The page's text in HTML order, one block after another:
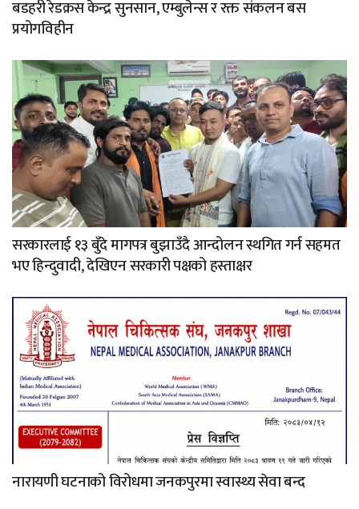
बडहरी रेडक्रस केन्द्र सुनसान, एम्बुलेन्स र रक्त संकलन बस
प्रयोगविहीन
सरकारलाई १३ बुँदे मागपत्र बुझाउँदै आन्दोलन स्थगित गर्न सहमत
भए हिन्दुवादी, देखिएन सरकारी पक्षको हस्ताक्षर
नारायणी घटनाको विरोधमा जनकपुरमा स्वास्थ्य सेवा बन्द